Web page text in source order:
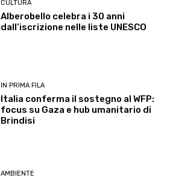
CULTURA
Alberobello celebra i 30 anni
dall’iscrizione nelle liste UNESCO
IN PRIMA FILA
Italia conferma il sostegno al WFP:
focus su Gaza e hub umanitario di
Brindisi
AMBIENTE